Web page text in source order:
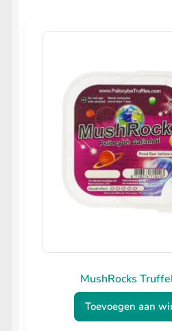
MushRocks
Toevoegen aan